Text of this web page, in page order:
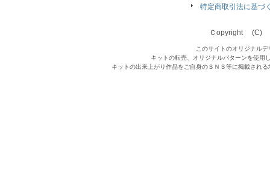
特定商取引法に基づ
Ｃopyright (C)
このサイトのオリジナル
キットの転売、オリジナルパターンを使用
キットの出来上がり作品をご自身のＳＮＳ等に掲載され